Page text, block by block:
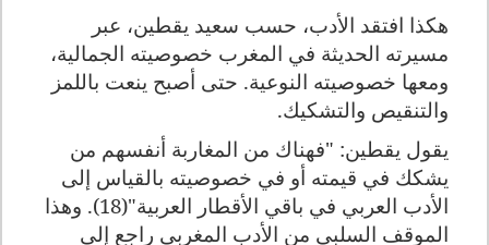
هكذا افتقد الأدب، حسب سعيد يقطين، عبر
مسيرته الحديثة في المغرب خصوصيته الجمالية،
ومعها خصوصيته النوعية. حتى أصبح ينعت باللمز
والتنقيص والتشكيك.
يقول يقطين: "فهناك من المغاربة أنفسهم من
يشكك في قيمته أو في خصوصيته بالقياس إلى
الأدب العربي في باقي الأقطار العربية"(18). وهذا
الموقف السلبي من الأدب المغربي راجع إلى